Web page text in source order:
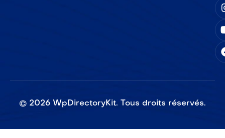
© 2026 WpDirectoryKit. Tous droits réservés.